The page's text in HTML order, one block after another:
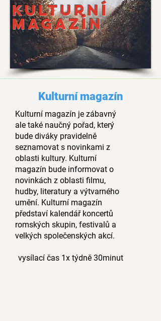
Kulturní
magazín
Kulturní magazín
Kulturní magazín je zábavný
ale také naučný pořad, který
bude diváky pravidelně
seznamovat s novinkami z
oblasti kultury. Kulturní
magazín bude informovat o
novinkách z oblasti filmu,
hudby, literatury a výtvarného
umění. Kulturní magazín
představí kalendář koncertů
romských skupin, festivalů a
velkých společenských akcí.
vysílací čas 1x týdně 30minut